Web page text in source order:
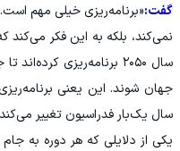
گفت:«برنامه‌ریزی خیلی مهم
نمی‌کند، بلکه به این فکر می‌کند
سال ۲۰۵۰ برنامه‌ریزی
جهان شوند. این یعنی
سال یک‌بار فدراسیون تغییر
یکی از دلایلی که هر دوره به